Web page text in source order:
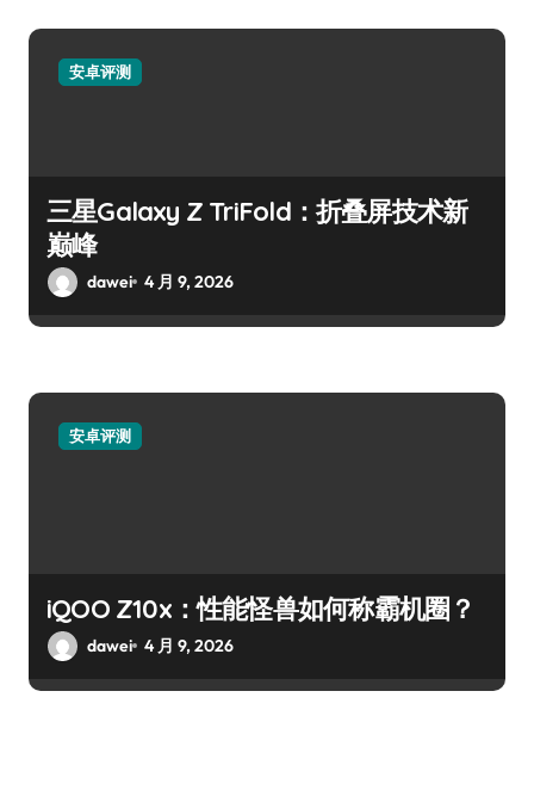
安卓评测
三星Galaxy Z TriFold：折叠屏技术新
巅峰
dawei 4 月 9, 2026
安卓评测
iQOO Z10x：性能怪兽如何称霸机圈？
dawei 4 月 9, 2026